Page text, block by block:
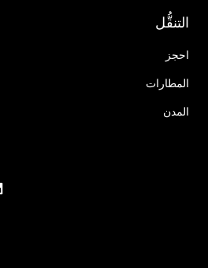
التنقُّل
احجز
المطارات
المدن